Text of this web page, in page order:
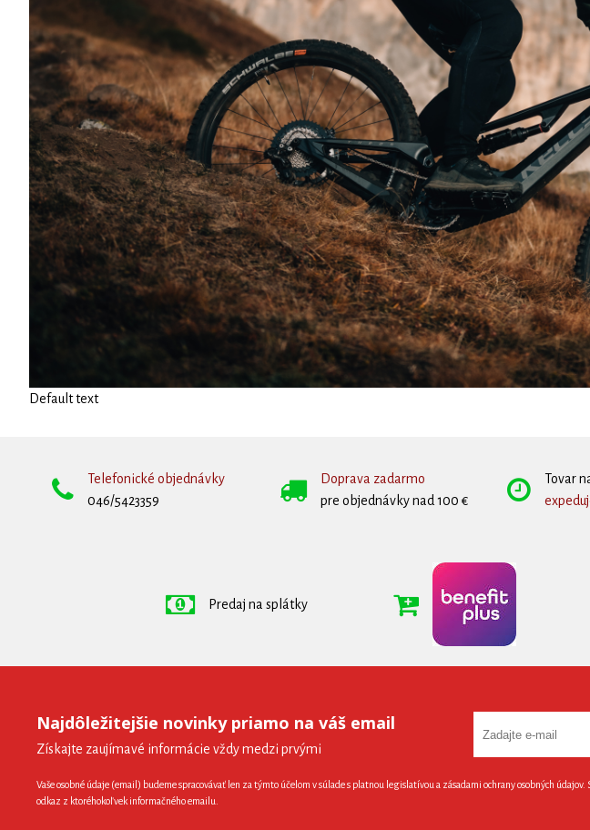
Default text
Telefonické objednávky
046/5423359
Doprava zadarmo
pre objednávky nad 100 €
Tovar
Predaj na splátky
Najdôležitejšie novinky priamo na váš email
Získajte zaujímavé informácie vždy medzi prvými
Vaše osobné údaje (email) budeme spracovávať len za týmto účelom v súlade s platnou legislatívou a zásadami ochrany osobných
odkaz z ktoréhokoľvek informačného emailu.